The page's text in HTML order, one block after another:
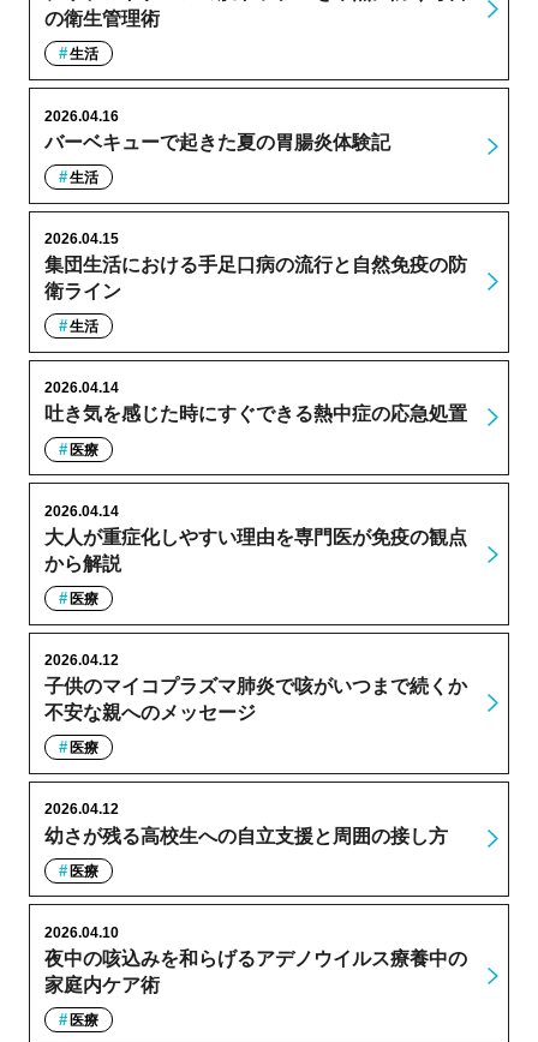
の衛生管理術
生活
バーベキューで起きた夏の胃腸炎体験記
2026.04.16
生活
集団生活における手足口病の流行と自然免疫の防
衛ライン
2026.04.15
生活
吐き気を感じた時にすぐできる熱中症の応急処置
2026.04.14
医療
大人が重症化しやすい理由を専門医が免疫の観点
から解説
2026.04.14
医療
子供のマイコプラズマ肺炎で咳がいつまで続くか
不安な親へのメッセージ
2026.04.12
医療
幼さが残る高校生への自立支援と周囲の接し方
2026.04.12
医療
夜中の咳込みを和らげるアデノウイルス療養中の
家庭内ケア術
2026.04.10
医療